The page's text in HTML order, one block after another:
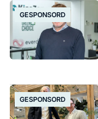
GESPONSORD
GESPONSORD